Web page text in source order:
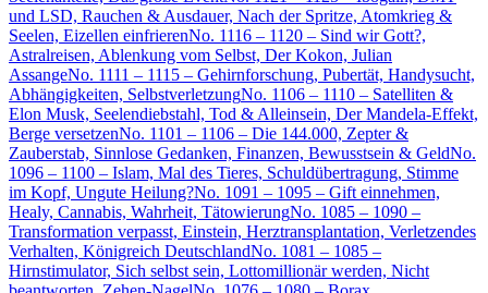
und LSD, Rauchen & Ausdauer, Nach der Spritze, Atomkrieg &
Seelen, Eizellen einfrierenNo. 1116 – 1120 – Sind wir Gott?,
Astralreisen, Ablenkung vom Selbst, Der Kokon, Julian
AssangeNo. 1111 – 1115 – Gehirnforschung, Pubertät, Handysucht,
Abhängigkeiten, SelbstverletzungNo. 1106 – 1110 – Satelliten &
Elon Musk, Seelendiebstahl, Tod & Alleinsein, Der Mandela-Effekt,
Berge versetzenNo. 1101 – 1106 – Die 144.000, Zepter &
Zauberstab, Sinnlose Gedanken, Finanzen, Bewusstsein & GeldNo.
1096 – 1100 – Islam, Mal des Tieres, Schuldübertragung, Stimme
im Kopf, Ungute Heilung?No. 1091 – 1095 – Gift einnehmen,
Healy, Cannabis, Wahrheit, TätowierungNo. 1085 – 1090 –
Transformation verpasst, Einstein, Herztransplantation, Verletzendes
Verhalten, Königreich DeutschlandNo. 1081 – 1085 –
Hirnstimulator, Sich selbst sein, Lottomillionär werden, Nicht